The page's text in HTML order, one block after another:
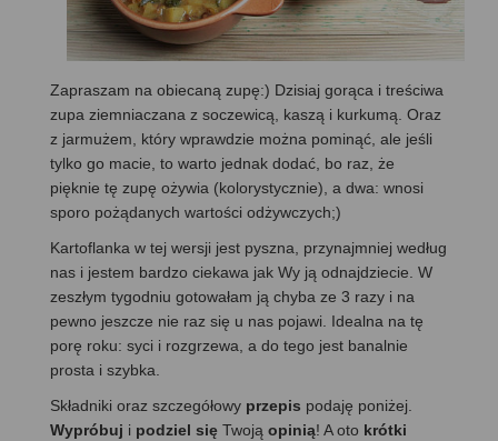
Zapraszam na obiecaną zupę:) Dzisiaj gorąca i treściwa
zupa ziemniaczana z soczewicą, kaszą i kurkumą. Oraz
z jarmużem, który wprawdzie można pominąć, ale jeśli
tylko go macie, to warto jednak dodać, bo raz, że
pięknie tę zupę ożywia (kolorystycznie), a dwa: wnosi
sporo pożądanych wartości odżywczych;)
Kartoflanka w tej wersji jest pyszna, przynajmniej według
nas i jestem bardzo ciekawa jak Wy ją odnajdziecie. W
zeszłym tygodniu gotowałam ją chyba ze 3 razy i na
pewno jeszcze nie raz się u nas pojawi. Idealna na tę
porę roku: syci i rozgrzewa, a do tego jest banalnie
prosta i szybka.
Składniki oraz szczegółowy przepis podaję poniżej.
Wypróbuj i podziel się Twoją opinią! A oto krótki